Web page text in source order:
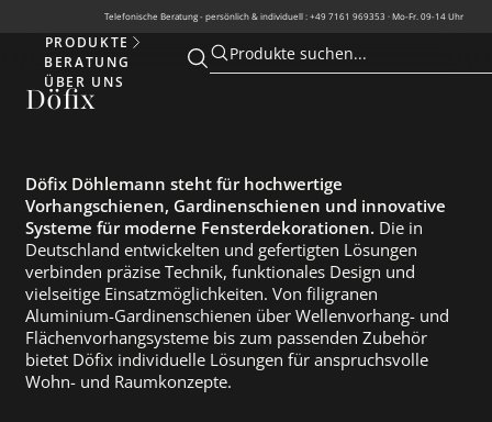
Telefonische Beratung - persönlich & individuell : +49 7161 969353 · Mo-Fr. 09-14 Uhr
Produkte
PRODUKTE
BERATUNG
ÜBER UNS
Suche öffnen
Suche öffnen
Produkte suchen...
Döfix
Döfix Döhlemann steht für hochwertige
Vorhangschienen, Gardinenschienen und innovative
Systeme für moderne Fensterdekorationen. Die in
Deutschland entwickelten und gefertigten Lösungen
verbinden präzise Technik, funktionales Design und
vielseitige Einsatzmöglichkeiten. Von filigranen
Aluminium-Gardinenschienen über Wellenvorhang- und
Flächenvorhangsysteme bis zum passenden Zubehör
bietet Döfix individuelle Lösungen für anspruchsvolle
Wohn- und Raumkonzepte.